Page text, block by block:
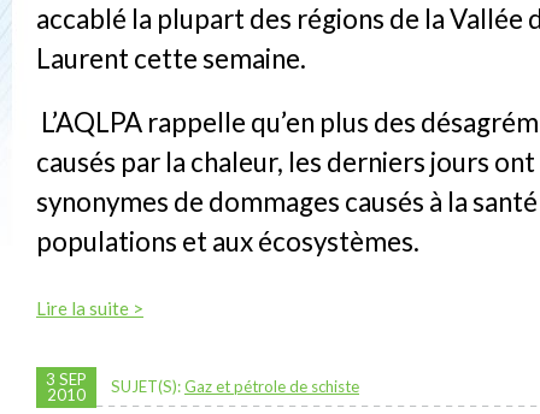
accablé la plupart des régions de la Vallée
Laurent cette semaine.
L’AQLPA rappelle qu’en plus des
causés par la chaleur, les derniers jours
synonymes de dommages causés à la
populations et aux écosystèmes.
Lire la suite >
3 SEP
2010
SUJET(S):Gaz et pétrole de schiste